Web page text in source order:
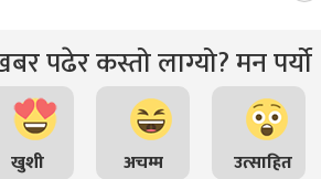
पढेर कस्तो लाग्यो? मन पर्यो
खुशी अचम्म उत्साहित